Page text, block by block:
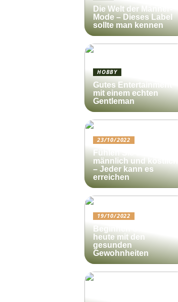
Die Welt der Männer-
Mode – Dieses Label
sollte man kennen
HOBBY
Gutes Entertainment
mit einem echten
Gentleman
23/10/2022
Fühlen Sie sich
männlich und köstlich
– Jeder kann es
erreichen
19/10/2022
Beginnen Sie noch
heute mit den
gesunden
Gewohnheiten